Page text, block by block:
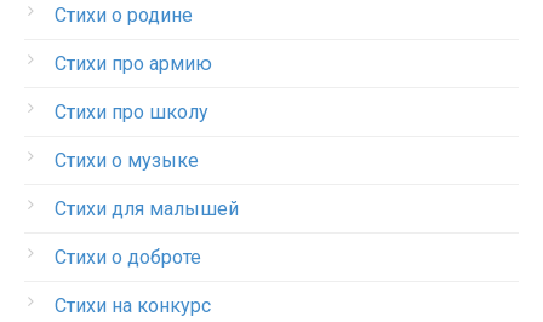
Стихи о родине
Стихи про армию
Стихи про школу
Стихи о музыке
Стихи для малышей
Стихи о доброте
Стихи на конкурс